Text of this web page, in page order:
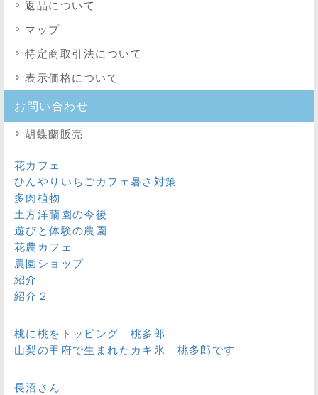
返品について
マップ
特定商取引法について
表示価格について
お問い合わせ
胡蝶蘭販売
花カフェ
ひんやりいちごカフェ暑さ対策
多肉植物
土方洋蘭園の今後
遊びと体験の農園
花農カフェ
農園ショップ
紹介
紹介２
桃に桃をトッピング 桃多郎
山梨の甲府で生まれたカキ氷 桃多郎です
長沼さん